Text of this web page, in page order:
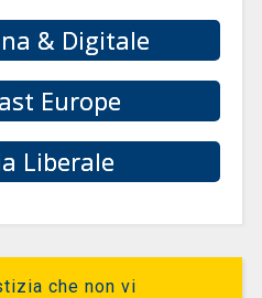
& Digitale
Europe
Liberale
che non vi